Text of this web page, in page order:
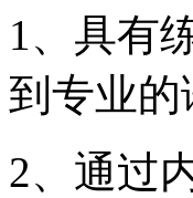
1、具有
到专业的
2、通过